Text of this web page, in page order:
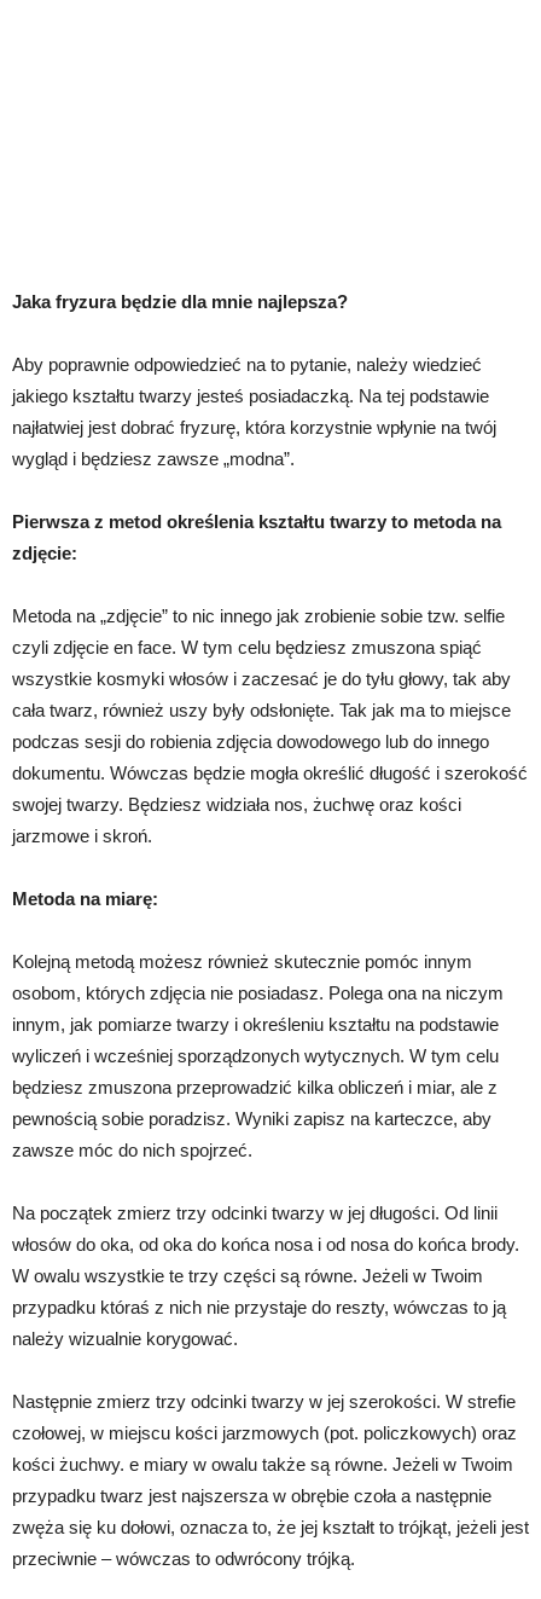
Jaka fryzura będzie dla mnie najlepsza?
Aby poprawnie odpowiedzieć na to pytanie, należy wiedzieć
jakiego kształtu twarzy jesteś posiadaczką. Na tej podstawie
najłatwiej jest dobrać fryzurę, która korzystnie wpłynie na twój
wygląd i będziesz zawsze „modna”.
Pierwsza z metod określenia kształtu twarzy to metoda na
zdjęcie:
Metoda na „zdjęcie” to nic innego jak zrobienie sobie tzw. selfie
czyli zdjęcie en face. W tym celu będziesz zmuszona spiąć
wszystkie kosmyki włosów i zaczesać je do tyłu głowy, tak aby
cała twarz, również uszy były odsłonięte. Tak jak ma to miejsce
podczas sesji do robienia zdjęcia dowodowego lub do innego
dokumentu. Wówczas będzie mogła określić długość i szerokość
swojej twarzy. Będziesz widziała nos, żuchwę oraz kości
jarzmowe i skroń.
Metoda na miarę:
Kolejną metodą możesz również skutecznie pomóc innym
osobom, których zdjęcia nie posiadasz. Polega ona na niczym
innym, jak pomiarze twarzy i określeniu kształtu na podstawie
wyliczeń i wcześniej sporządzonych wytycznych. W tym celu
będziesz zmuszona przeprowadzić kilka obliczeń i miar, ale z
pewnością sobie poradzisz. Wyniki zapisz na karteczce, aby
zawsze móc do nich spojrzeć.
Na początek zmierz trzy odcinki twarzy w jej długości. Od linii
włosów do oka, od oka do końca nosa i od nosa do końca brody.
W owalu wszystkie te trzy części są równe. Jeżeli w Twoim
przypadku któraś z nich nie przystaje do reszty, wówczas to ją
należy wizualnie korygować.
Następnie zmierz trzy odcinki twarzy w jej szerokości. W strefie
czołowej, w miejscu kości jarzmowych (pot. policzkowych) oraz
kości żuchwy. e miary w owalu także są równe. Jeżeli w Twoim
przypadku twarz jest najszersza w obrębie czoła a następnie
zwęża się ku dołowi, oznacza to, że jej kształt to trójkąt, jeżeli jest
przeciwnie – wówczas to odwrócony trójką.